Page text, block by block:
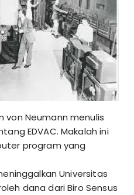
von Neumann menulis
EDVAC. Makalah ini
program yang
Universitas
dana dari Biro Sensus